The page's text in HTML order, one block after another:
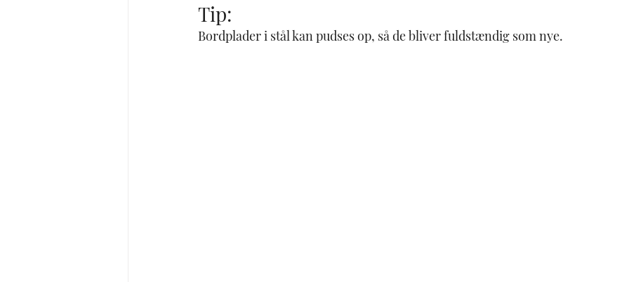
Tip:
Bordplader i stål kan pudses op, så de bliver fuldstændig som nye.